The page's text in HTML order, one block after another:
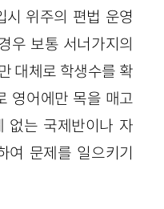
시 위주의 편법 운영
우 보통 서너가지의
대체로 학생수를 확
영어에만 목을 매고
없는 국제반이나 자
여 문제를 일으키기